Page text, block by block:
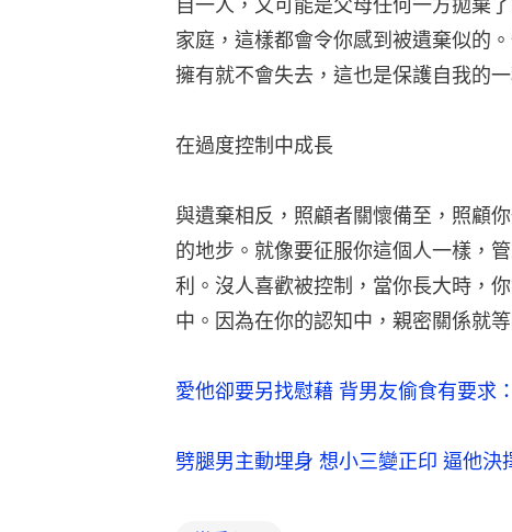
自一人，又可能是父母任何一方拋棄
家庭，這樣都會令你感到被遺棄似的
擁有就不會失去，這也是保護自我的一
在過度控制中成長
與遺棄相反，照顧者關懷備至，照顧
的地步。就像要征服你這個人一樣，
利。沒人喜歡被控制，當你長大時，
中。因為在你的認知中，親密關係就
愛他卻要另找慰藉 背男友偷食有要求
劈腿男主動埋身 想小三變正印 逼他決